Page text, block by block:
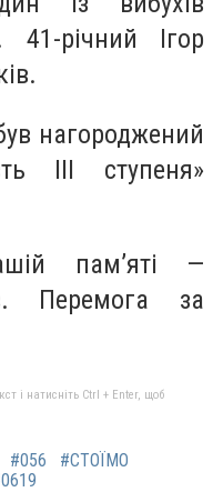
річний Ігор
нагороджений
ІІІ ступеня»
пам’яті —
Перемога за
і натисніть Ctrl + Enter, щоб
#056
#СТОЇМО